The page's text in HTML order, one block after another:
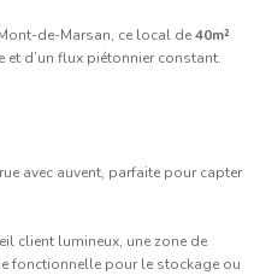
de-Marsan, ce local de40m²
et d’un flux piétonnier constant.
avec auvent, parfaite pour capter
client lumineux, une zone de
fonctionnelle pour le stockage ou